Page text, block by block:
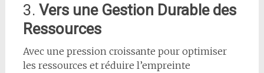
3. Vers une Gestion Durable des
Ressources
Avec une pression croissante pour optimiser
les ressources et réduire l’empreinte